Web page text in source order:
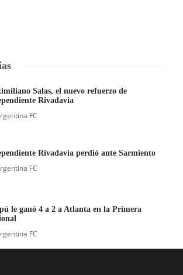
Salas, el nuevo refuerzo de
Rivadavia
FC
Rivadavia perdió ante Sarmiento
FC
le ganó 4 a 2 a Atlanta en la Primera
FC